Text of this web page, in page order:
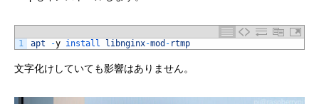
1 apt -y install libnginx-mod - rtmp
文字化けしていても影響はありません。